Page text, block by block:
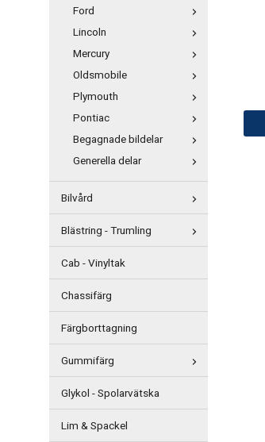
Ford
Lincoln
Mercury
Oldsmobile
Plymouth
Pontiac
Begagnade bildelar
Generella delar
Bilvård
Blästring - Trumling
Cab - Vinyltak
Chassifärg
Färgborttagning
Gummifärg
Glykol - Spolarvätska
Lim & Spackel